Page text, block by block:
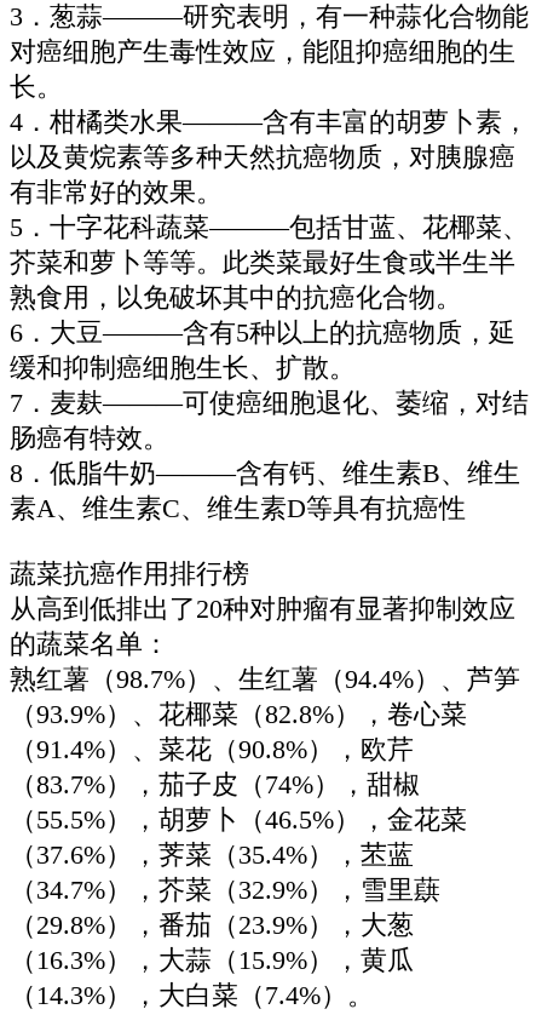
3．葱蒜———研究表明，有一种蒜化合物能
对癌细胞产生毒性效应，能阻抑癌细胞的生
长。
4．柑橘类水果———含有丰富的胡萝卜素，
以及黄烷素等多种天然抗癌物质，对胰腺癌
有非常好的效果。
5．十字花科蔬菜———包括甘蓝、花椰菜、
芥菜和萝卜等等。此类菜最好生食或半生半
熟食用，以免破坏其中的抗癌化合物。
6．大豆———含有5种以上的抗癌物质，延
缓和抑制癌细胞生长、扩散。
7．麦麸———可使癌细胞退化、萎缩，对结
肠癌有特效。
8．低脂牛奶———含有钙、维生素B、维生
素A、维生素C、维生素D等具有抗癌性
蔬菜抗癌作用排行榜
从高到低排出了20种对肿瘤有显著抑制效应
的蔬菜名单：
熟红薯（98.7%）、生红薯（94.4%）、芦笋
（93.9%）、花椰菜（82.8%），卷心菜
（91.4%）、菜花（90.8%），欧芹
（83.7%），茄子皮（74%），甜椒
（55.5%），胡萝卜（46.5%），金花菜
（37.6%），荠菜（35.4%），苤蓝
（34.7%），芥菜（32.9%），雪里蕻
（29.8%），番茄（23.9%），大葱
（16.3%），大蒜（15.9%），黄瓜
（14.3%），大白菜（7.4%）。